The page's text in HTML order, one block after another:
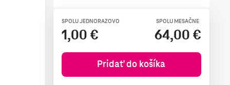
SPOLU JEDNORAZOVO
1,00 €
SPOLU MESAČNE
64,00 €
Pridať do košíka